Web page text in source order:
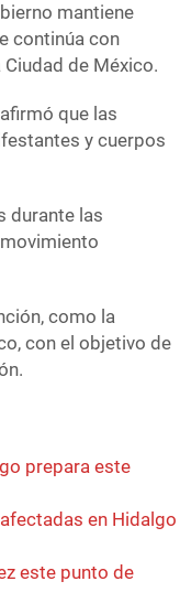
mantiene
continúa con
de México.
que las
y cuerpos
durante las
como la
con el objetivo de
prepara este
en Hidalgo
este punto de